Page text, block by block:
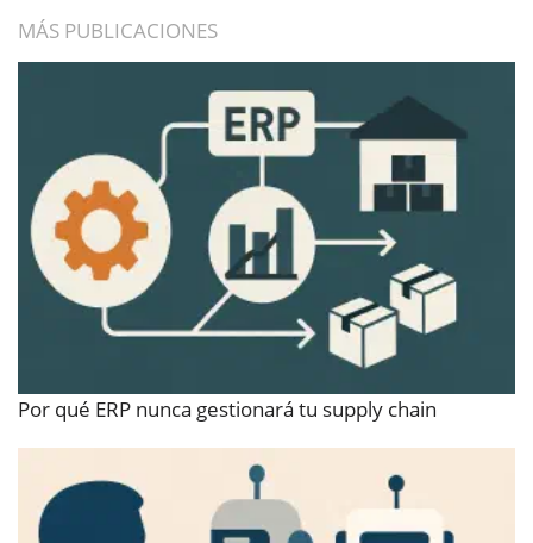
MÁS PUBLICACIONES
Por qué ERP nunca gestionará tu supply chain